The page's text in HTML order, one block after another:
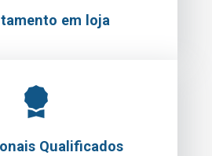
em loja
Qualificados